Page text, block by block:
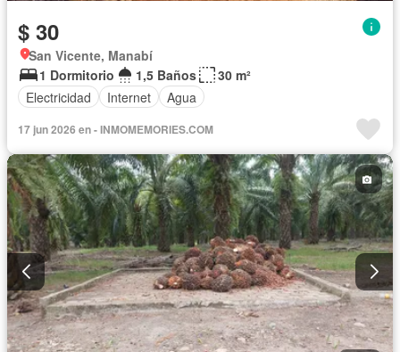
$ 30
San Vicente, Manabí
1 Dormitorio
1,5 Baños
30 m²
Electricidad
Internet Agua
17 jun 2026 en - INMOMEMORIES.COM